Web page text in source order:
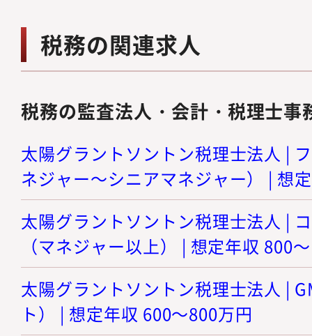
税務の関連求人
税務の監査法人・会計・税理士事
太陽グラントソントン税理士法人 |
ネジャー～シニアマネジャー） | 想
太陽グラントソントン税理士法人 |
（マネジャー以上） | 想定年収 800
太陽グラントソントン税理士法人 |
ト） | 想定年収 600～800万円